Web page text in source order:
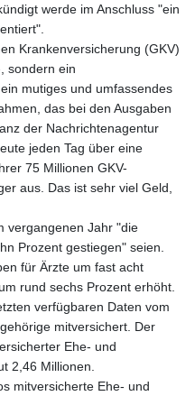
werde im Anschluss "ein
Krankenversicherung (GKV)
sondern ein
mutiges und umfassendes
das bei den Ausgaben
der Nachrichtenagentur
jeden Tag über eine
75 Millionen GKV-
aus. Das ist sehr viel Geld,
vergangenen Jahr "die
Prozent gestiegen" seien.
für Ärzte um fast acht
rund sechs Prozent erhöht.
verfügbaren Daten vom
mitversichert. Der
Ehe- und
2,46 Millionen.
mitversicherte Ehe- und